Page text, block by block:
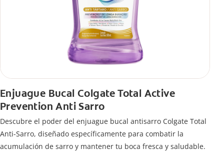
Enjuague Bucal Colgate Total Active
Prevention Anti Sarro
Descubre el poder del enjuague bucal antisarro Colgate Total
Anti-Sarro, diseñado específicamente para combatir la
acumulación de sarro y mantener tu boca fresca y saludable.